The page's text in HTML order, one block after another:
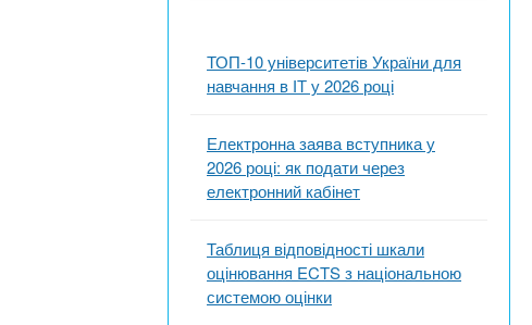
ТОП-10 університетів України для
навчання в ІТ у 2026 році
Електронна заява вступника у
2026 році: як подати через
електронний кабінет
Таблиця відповідності шкали
оцінювання ECTS з національною
системою оцінки